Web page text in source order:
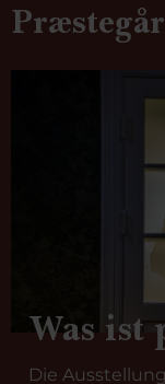
Was ist
Die